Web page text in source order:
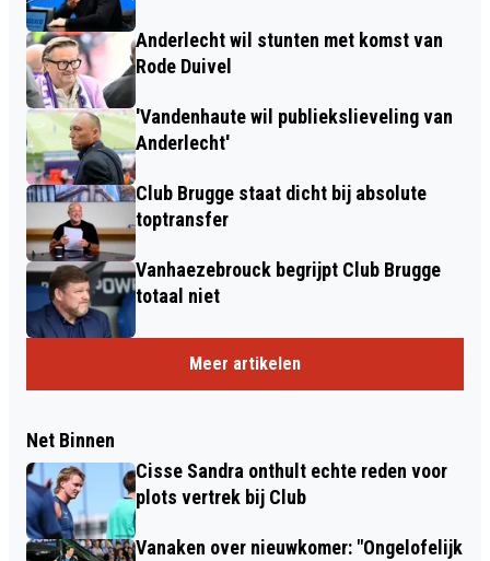
Anderlecht wil stunten met komst van
Rode Duivel
'Vandenhaute wil publiekslieveling van
Anderlecht'
Club Brugge staat dicht bij absolute
toptransfer
Vanhaezebrouck begrijpt Club Brugge
totaal niet
Meer artikelen
Net Binnen
Cisse Sandra onthult echte reden voor
plots vertrek bij Club
Vanaken over nieuwkomer: "Ongelofelijk